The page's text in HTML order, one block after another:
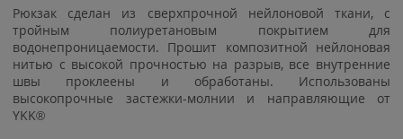
Рюкзак сделан из сверхпрочной нейлоновой ткани, с
тройным полиуретановым покрытием для
водонепроницаемости. Прошит композитной нейлоновая
нитью с высокой прочностью на разрыв, все внутренние
швы проклеены и обработаны. Использованы
высокопрочные застежки-молнии и направляющие от
YKK®